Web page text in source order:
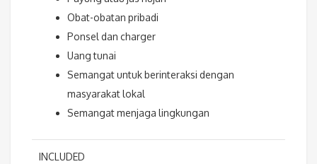
Obat-obatan pribadi
Ponsel dan charger
Uang tunai
Semangat untuk berinteraksi dengan
masyarakat lokal
Semangat menjaga lingkungan
INCLUDED